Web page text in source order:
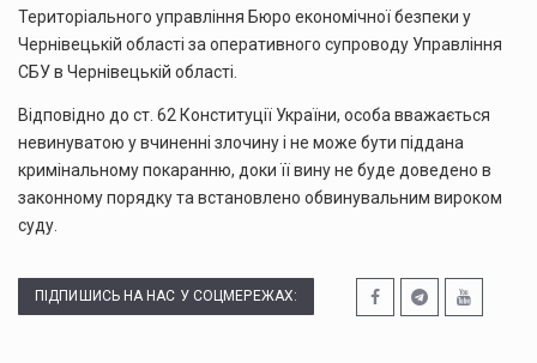
Територіального управління Бюро економічної безпеки у
Чернівецькій області за оперативного супроводу Управління
СБУ в Чернівецькій області.
Відповідно до ст. 62 Конституції України, особа вважається
невинуватою у вчиненні злочину і не може бути піддана
кримінальному покаранню, доки її вину не буде доведено в
законному порядку та встановлено обвинувальним вироком
суду.
ПІДПИШИСЬ НА НАС У СОЦМЕРЕЖАХ: